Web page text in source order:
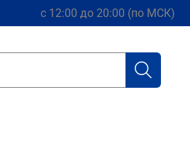
с 12:00 до 20:00 (по МСК)